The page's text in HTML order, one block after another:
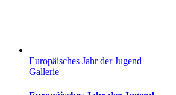
Europäisches Jahr der Jugend
Gallerie